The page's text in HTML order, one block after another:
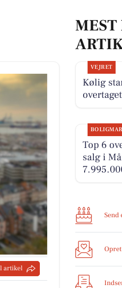
artikel
VEJRET
Kølig
overtaget
Top 6
salg i
Send